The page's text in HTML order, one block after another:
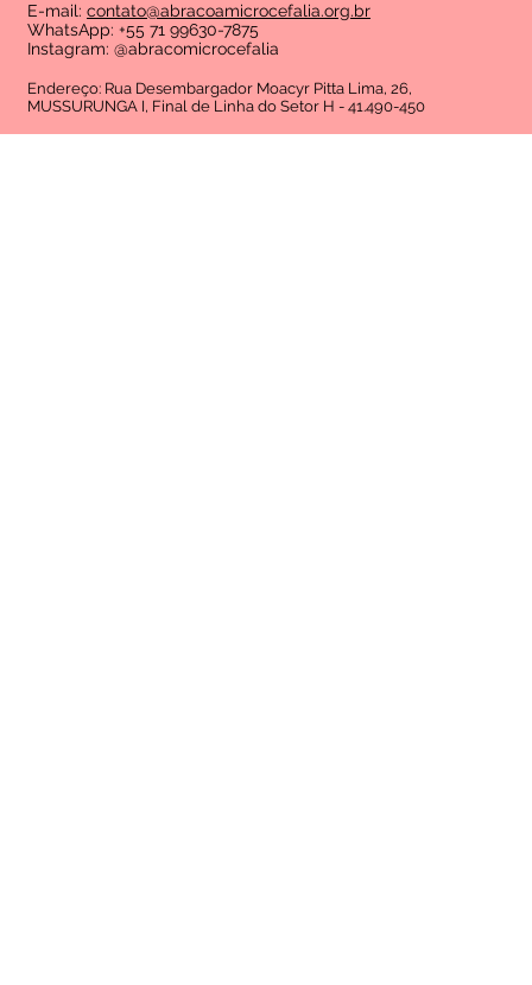
E-mail: contato@abracoamicrocefalia.org.br
WhatsApp: +55 71 99630-7875
Instagram: @abracomicrocefalia
Endereço: Rua Desembargador Moacyr Pitta Lima, 26,
MUSSURUNGA I, Final de Linha do Setor H - 41.490-450